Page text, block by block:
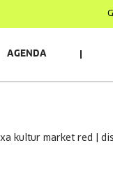
AGENDA
kultur market red |